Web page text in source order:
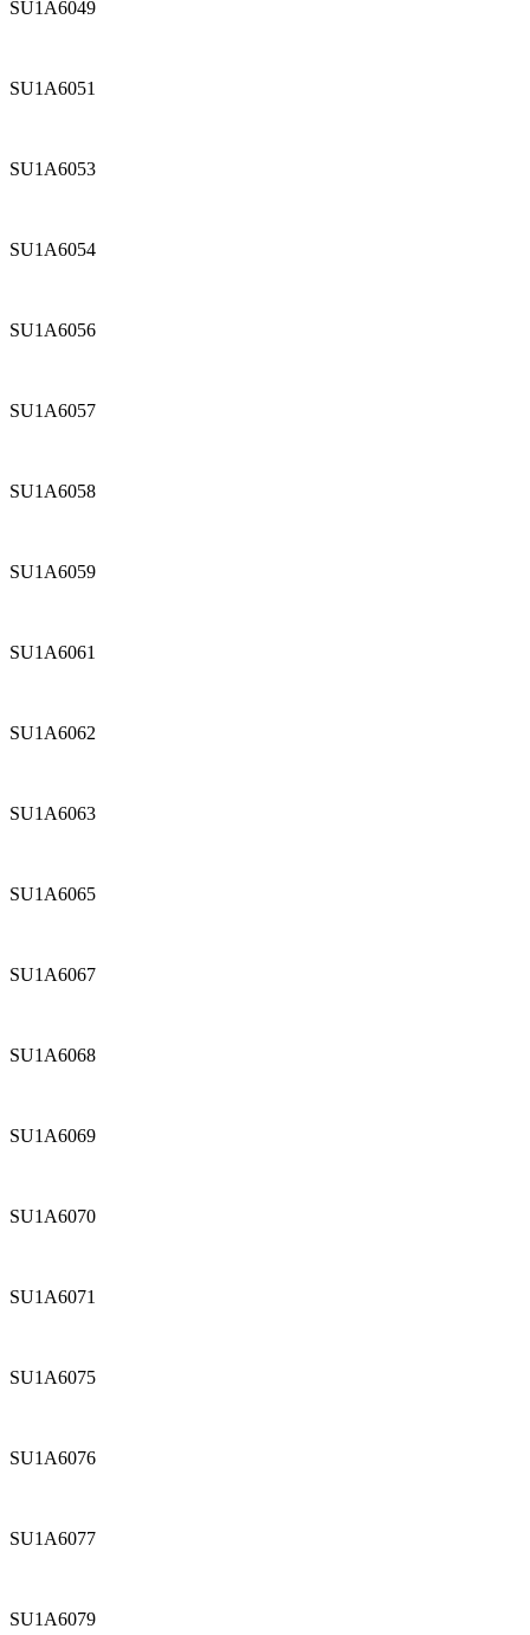
SU1A6049
SU1A6051
SU1A6053
SU1A6054
SU1A6056
SU1A6057
SU1A6058
SU1A6059
SU1A6061
SU1A6062
SU1A6063
SU1A6065
SU1A6067
SU1A6068
SU1A6069
SU1A6070
SU1A6071
SU1A6075
SU1A6076
SU1A6077
SU1A6079